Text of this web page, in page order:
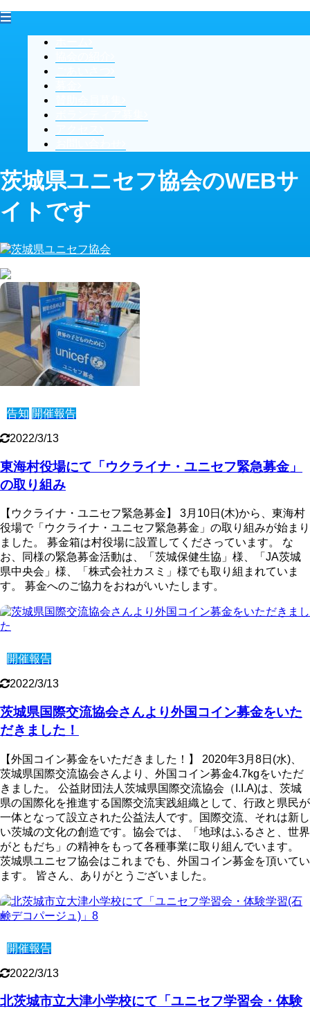
茨城県ユニセフ協会のWEBサ
イトです
告知 開催報告
2022/3/13
東海村役場にて「ウクライナ・ユニセフ緊急募金」
の取り組み
【ウクライナ・ユニセフ緊急募金】 3月10日(木)から、東海村
役場で「ウクライナ・ユニセフ緊急募金」の取り組みが始まり
ました。 募金箱は村役場に設置してくださっています。 な
お、同様の緊急募金活動は、「茨城保健生協」様、「JA茨城
県中央会」様、「株式会社カスミ」様でも取り組まれていま
す。 募金へのご協力をおねがいいたします。
開催報告
2022/3/13
茨城県国際交流協会さんより外国コイン募金をいた
だきました！
【外国コイン募金をいただきました！】 2020年3月8日(水)、
茨城県国際交流協会さんより、外国コイン募金4.7kgをいただ
きました。 公益財団法人茨城県国際交流協会（I.I.A)は、茨城
県の国際化を推進する国際交流実践組織として、行政と県民が
一体となって設立された公益法人です。国際交流、それは新し
い茨城の文化の創造です。協会では、「地球はふるさと、世界
がともだち」の精神をもって各種事業に取り組んでいます。
茨城県ユニセフ協会はこれまでも、外国コイン募金を頂いてい
ます。 皆さん、ありがとうございました。
開催報告
2022/3/13
北茨城市立大津小学校にて「ユニセフ学習会・体験